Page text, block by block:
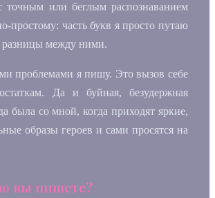
точным или беглым распознаванием
простому: часть букв я просто путаю
между ними.
проблемами я пишу. Это вызов себе
Да и буйная, безудержная
была со мной, когда приходят яркие,
образы героев и сами просятся на
вы пишете?